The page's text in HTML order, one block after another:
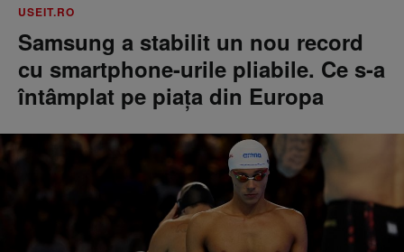
USEIT.RO
Samsung a stabilit un nou record
cu smartphone-urile pliabile. Ce s-a
întâmplat pe piața din Europa